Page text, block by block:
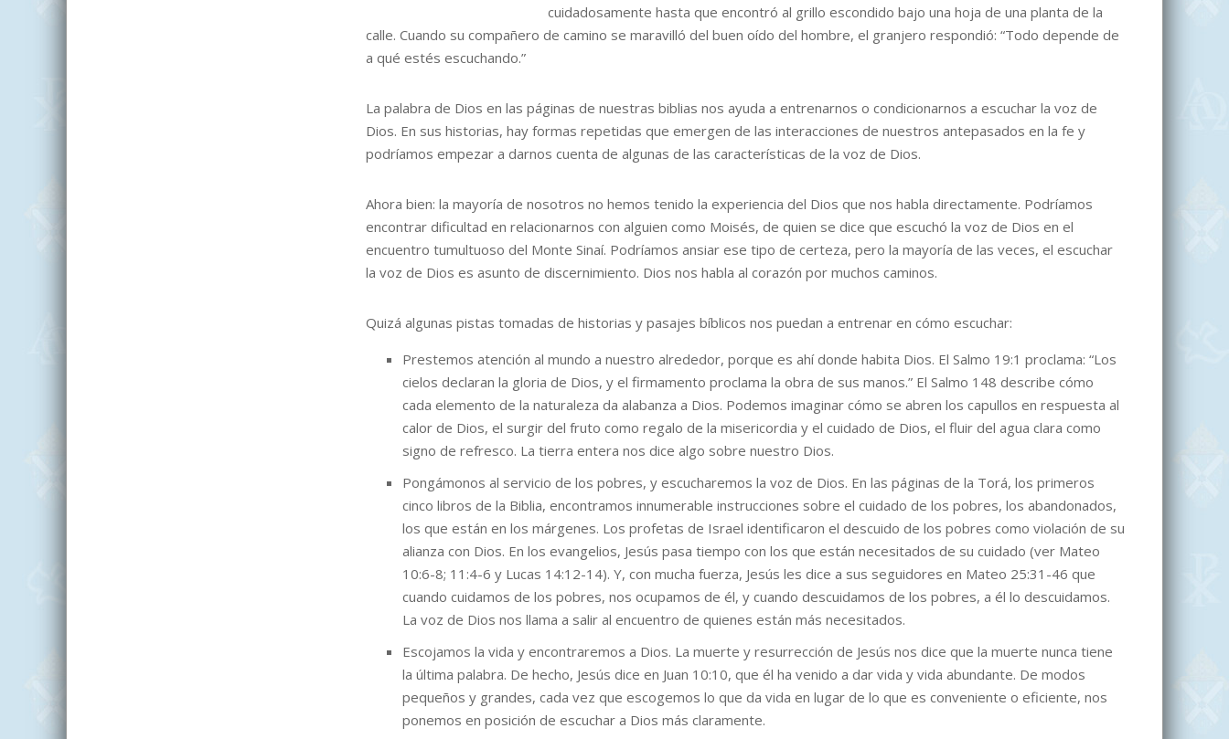
cuidadosamente hasta que encontró al grillo escondido bajo una hoja de una planta de la
calle. Cuando su compañero de camino se maravilló del buen oído del hombre, el granjero respondió: “Todo depende de
a qué estés escuchando.”
La palabra de Dios en las páginas de nuestras biblias nos ayuda a entrenarnos o condicionarnos a escuchar la voz de
Dios. En sus historias, hay formas repetidas que emergen de las interacciones de nuestros antepasados en la fe y
podríamos empezar a darnos cuenta de algunas de las características de la voz de Dios.
Ahora bien: la mayoría de nosotros no hemos tenido la experiencia del Dios que nos habla directamente. Podríamos
encontrar dificultad en relacionarnos con alguien como Moisés, de quien se dice que escuchó la voz de Dios en el
encuentro tumultuoso del Monte Sinaí. Podríamos ansiar ese tipo de certeza, pero la mayoría de las veces, el escuchar
la voz de Dios es asunto de discernimiento. Dios nos habla al corazón por muchos caminos.
Quizá algunas pistas tomadas de historias y pasajes bíblicos nos puedan a entrenar en cómo escuchar:
Prestemos atención al mundo a nuestro alrededor, porque es ahí donde habita Dios. El Salmo 19:1 proclama: “Los
cielos declaran la gloria de Dios, y el firmamento proclama la obra de sus manos.” El Salmo 148 describe cómo
cada elemento de la naturaleza da alabanza a Dios. Podemos imaginar cómo se abren los capullos en respuesta al
calor de Dios, el surgir del fruto como regalo de la misericordia y el cuidado de Dios, el fluir del agua clara como
signo de refresco. La tierra entera nos dice algo sobre nuestro Dios.
Pongámonos al servicio de los pobres, y escucharemos la voz de Dios. En las páginas de la Torá, los primeros
cinco libros de la Biblia, encontramos innumerable instrucciones sobre el cuidado de los pobres, los abandonados,
los que están en los márgenes. Los profetas de Israel identificaron el descuido de los pobres como violación de su
alianza con Dios. En los evangelios, Jesús pasa tiempo con los que están necesitados de su cuidado (ver Mateo
10:6-8; 11:4-6 y Lucas 14:12-14). Y, con mucha fuerza, Jesús les dice a sus seguidores en Mateo 25:31-46 que
cuando cuidamos de los pobres, nos ocupamos de él, y cuando descuidamos de los pobres, a él lo descuidamos.
La voz de Dios nos llama a salir al encuentro de quienes están más necesitados.
Escojamos la vida y encontraremos a Dios. La muerte y resurrección de Jesús nos dice que la muerte nunca tiene
la última palabra. De hecho, Jesús dice en Juan 10:10, que él ha venido a dar vida y vida abundante. De modos
pequeños y grandes, cada vez que escogemos lo que da vida en lugar de lo que es conveniente o eficiente, nos
ponemos en posición de escuchar a Dios más claramente.